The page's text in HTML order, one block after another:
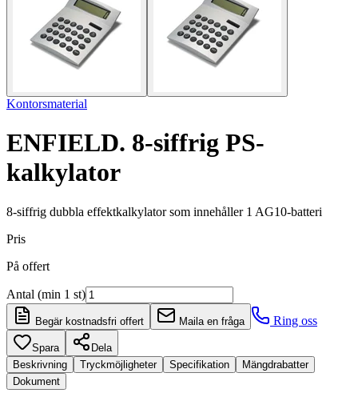
Kontorsmaterial
ENFIELD. 8-siffrig PS-
kalkylator
8-siffrig dubbla effektkalkylator som innehåller 1 AG10-batteri
Pris
På offert
Antal (min 1 st)
Begär kostnadsfri offert Maila en fråga Ring oss
Spara
Dela
Beskrivning
Tryckmöjligheter Specifikation
Mängdrabatter
Dokument